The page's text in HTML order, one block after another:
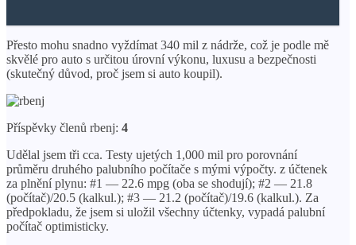
Přesto mohu snadno vyždímat 340 mil z nádrže, což je podle mě
skvělé pro auto s určitou úrovní výkonu, luxusu a bezpečnosti
(skutečný důvod, proč jsem si auto koupil).
Příspěvky členů rbenj: 4
Udělal jsem tři cca. Testy ujetých 1,000 mil pro porovnání
průměru druhého palubního počítače s mými výpočty. z účtenek
za plnění plynu: #1 — 22.6 mpg (oba se shodují); #2 — 21.8
(počítač)/20.5 (kalkul.); #3 — 21.2 (počítač)/19.6 (kalkul.). Za
předpokladu, že jsem si uložil všechny účtenky, vypadá palubní
počítač optimisticky.